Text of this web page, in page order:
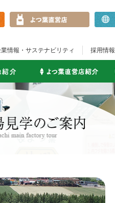
情報・サステナビリティ​ 採用情報